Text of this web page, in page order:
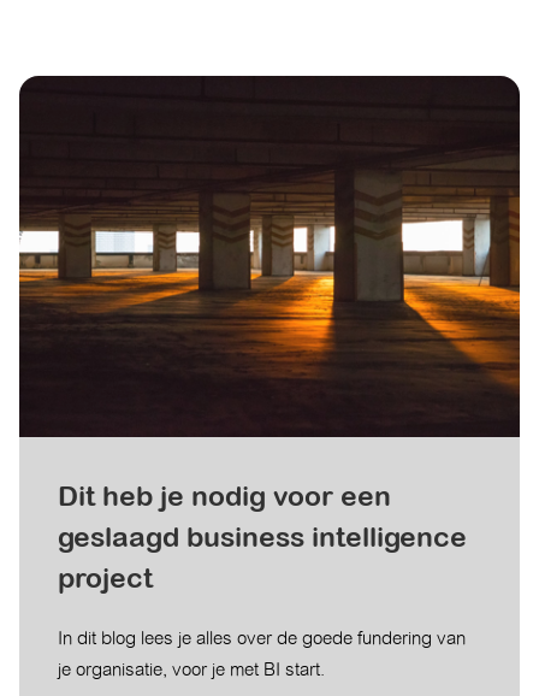
Dit heb je nodig voor een
geslaagd business intelligence
project
In dit blog lees je alles over de goede fundering van
je organisatie, voor je met BI start.